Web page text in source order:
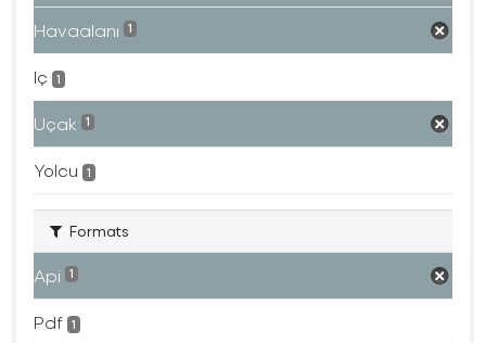
Havaalanı 1
Iç 1
Uçak 1
Yolcu 1
Formats
Api 1
Pdf 1